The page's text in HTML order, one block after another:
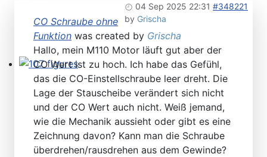
107 figures
04 Sep 2025 22:31 #348221
by Grischa
CO Schraube ohne
Funktion was created by Grischa
Hallo, mein M110 Motor läuft gut aber der
CO Wert ist zu hoch. Ich habe das Gefühl,
das die CO-Einstellschraube leer dreht. Die
Lage der Stauscheibe verändert sich nicht
und der CO Wert auch nicht. Weiß jemand,
wie die Mechanik aussieht oder gibt es eine
Zeichnung davon? Kann man die Schraube
überdrehen/rausdrehen aus dem Gewinde?